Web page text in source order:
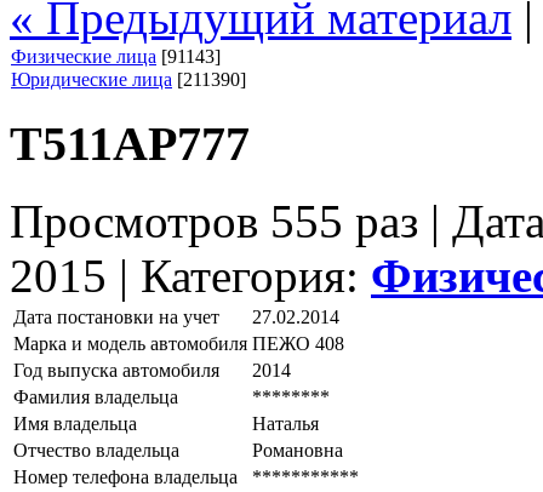
« Предыдущий материал
Физические лица [91143]
Юридические лица [211390]
Т511АР777
Просмотров 555 раз |
2015 | Категория:
Дата постановки на учет
27.02.2014
Марка и модель автомобиля ПЕЖО 408
Год выпуска автомобиля
2014
Фамилия владельца
********
Имя владельца
Наталья
Отчество владельца
Романовна
Номер телефона владельца
***********